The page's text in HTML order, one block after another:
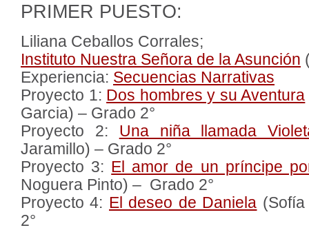
PRIMER PUESTO:
Liliana Ceballos Corrales;
Instituto Nuestra Señora de la Asunción
Experiencia: Secuencias Narrativas
Proyecto 1: Dos hombres y su Aventura
Garcia) – Grado 2°
Proyecto 2: Una niña llamada
Jaramillo) – Grado 2°
Proyecto 3: El amor de un príncipe
Noguera Pinto) – Grado 2°
Proyecto 4: El deseo de Daniela
2°